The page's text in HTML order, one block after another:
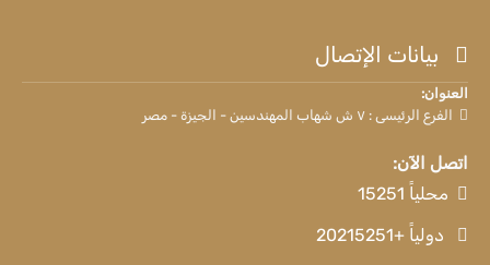
بيانات الإتصال
العنوان:
الفرع الرئيسى : ٧ ش شهاب المهندسين - الجيزة - مصر
اتصل الآن:
محلياً 15251
دولياً +20215251